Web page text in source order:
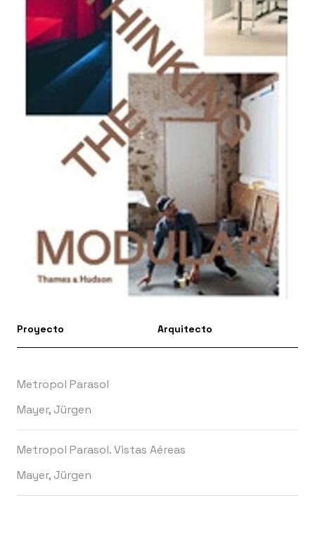
Proyecto Arquitecto
Metropol Parasol
Mayer, Jürgen
Metropol Parasol. Vistas Aéreas
Mayer, Jürgen